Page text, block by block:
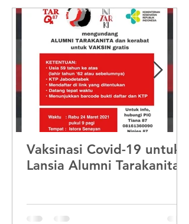
Vaksinasi Covid-19 untuk
Lansia Alumni Tarakanita